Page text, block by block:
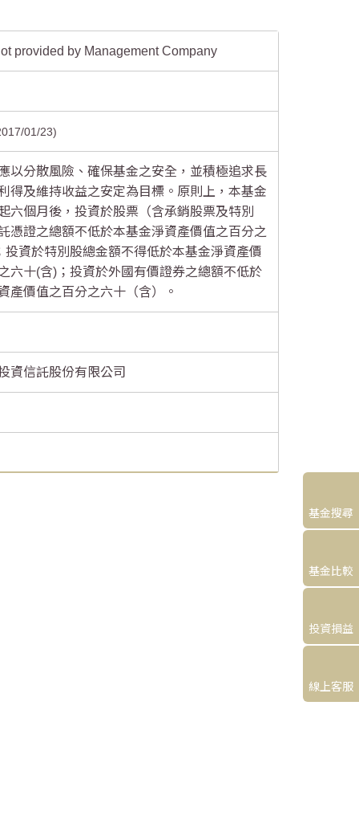
provided by Management Company
01/23
以分散風險、確保基金之安全，並積極追求長
得及維持收益之安定為目標。原則上，本基金
六個月後，投資於股票（含承銷股票及特別
憑證之總額不低於本基金淨資產價值之百分之
投資於特別股總金額不得低於本基金淨資產價
六十(含)；投資於外國有價證券之總額不低於
產價值之百分之六十（含）。
資信託股份有限公司
基金搜尋
基金比較
投資損益
線上客服